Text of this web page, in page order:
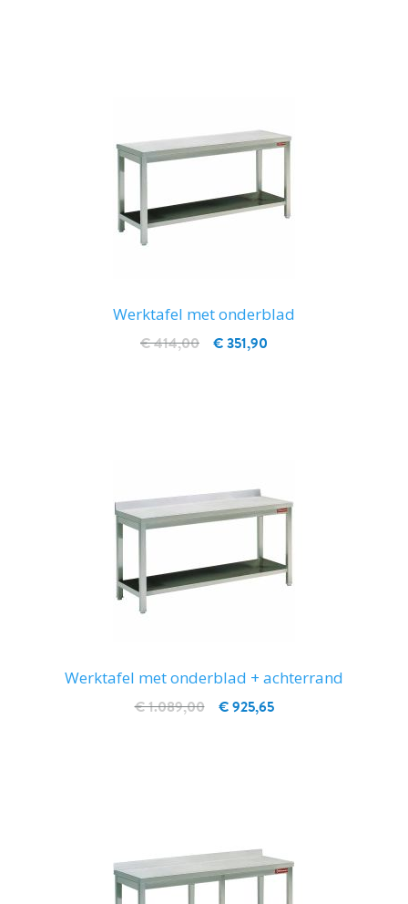
Werktafel met onderblad
€ 351,90
€ 414,00
Werktafel met onderblad + achterrand
€ 925,65
€ 1.089,00